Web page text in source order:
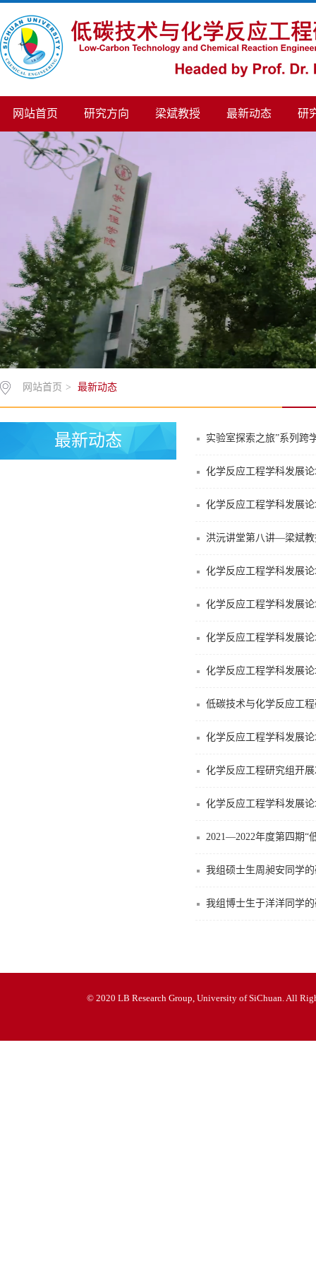
网站首页 研究方向 梁斌教授 最新动态 研
网站首页 > 最新动态
最新动态 实验室探索之旅”系列跨
化学反应工程学科发展
化学反应工程学科发展
洪沅讲堂第八讲—梁斌教
化学反应工程学科发展
化学反应工程学科发展
化学反应工程学科发展
化学反应工程学科发展
低碳技术与化学反应工
化学反应工程学科发展
化学反应工程研究组开
化学反应工程学科发展
2021—2022年度第四期“
我组硕士生周昶安同学
我组博士生于洋洋同学的
© 2020 LB Research Group, University of SiChuan. All